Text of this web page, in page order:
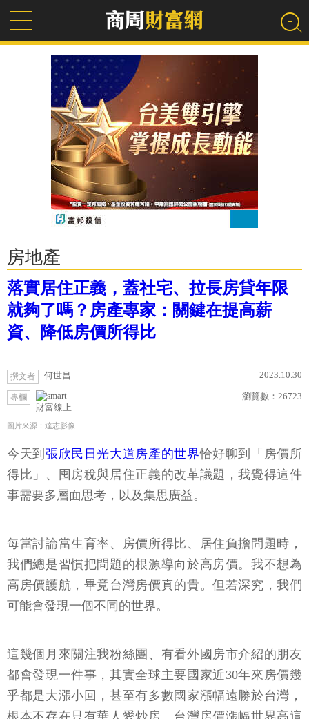
房地產
落實居住正義，蓋社宅、拉長房貸年限
就夠了嗎？房產專家：關鍵在提高薪
資、降低房價所得比
撰文者 何世昌 2023.10.30
專欄
財富線上
瀏覽數： 26723
圖片來源：達志影像
今天到 張欣民日光大道房產的世界恰好聊到「房價所
得比」、囤房稅與居住正義的改革議題，我覺得這件
事需要多層面思考，以及集思廣益。
每當討論當生育率、房價所得比、居住負擔問題時，
我們總是習慣把問題的根源導向於高房價。我不想為
高房價護航，畢竟台灣房價真的貴。但若深究，我們
可能會發現一個不同的世界。
這幾個月來關注我粉絲團、有看外國房市介紹的朋友
都會發現一件事，其實全球主要國家近30年來房價幾
乎都是大漲小回，甚至有多數國家漲幅遠勝於台灣，
根本不存在只有華人愛炒房、台灣房價漲幅世界高這